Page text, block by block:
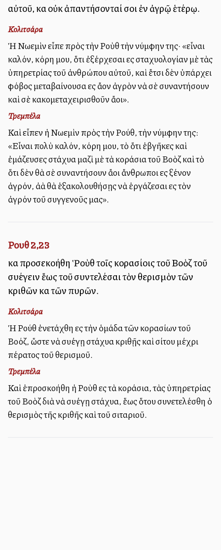
αὐτοῦ, καὶ οὐκ ἀπαντήσονταί σοι ἐν ἀγρῷ ἑτέρῳ.
Κολιτσάρα
Ἡ Νωεμὶν εἶπε πρὸς τὴν Ροὺθ τὴν νύμφην της· «εἶναι
καλόν, κόρη μου, ὅτι ἐξέρχεσαι εἰς σταχυολογίαν μὲ τὰς
ὑπηρετρίας τοῦ ἀνθρώπου αὐτοῦ, καὶ ἔτσι δὲν ὑπάρχει
φόβος μεταβαίνουσα εἰς ἄλλον ἀγρὸν νὰ σὲ συναντήσουν
καὶ σὲ κακομεταχειρισθοῦν ἄλλοι».
Τρεμπέλα
Καὶ εἶπεν ἡ Νωεμὶν πρὸς τὴν Ρούθ, τὴν νύμφην της:
«Εἶναι πολὺ καλόν, κόρη μου, τὸ ὅτι ἐβγῆκες καὶ
ἐμάζευσες στάχυα μαζὶ μὲ τὰ κοράσια τοῦ Βοὸζ καὶ τὸ
ὅτι δὲν θὰ σὲ συναντήσουν ἄλλοι ἄνθρωποι εἰς ξένον
ἀγρόν, ἀλλὰ θὰ ἑξακολουθήσῃς νὰ ἐργάζεσαι εἰς τὸν
ἀγρόν τοῦ συγγενοῦς μας».
Ρουθ 2,23
καὶ προσεκολλήθη Ῥοὺθ τοῖς κορασίοις τοῦ Βοὸζ τοῦ
συλλέγειν ἕως τοῦ συντελέσαι τὸν θερισμὸν τῶν
κριθῶν καὶ τῶν πυρῶν.
Κολιτσάρα
Ἡ Ρούθ ἐνετάχθη εἰς τὴν ὁμάδα τῶν κορασίων τοῦ
Βοόζ, ὥστε νὰ συλλέγῃ στάχυα κριθῇς καὶ σίτου μέχρι
πέρατος τοῦ θερισμοῦ.
Τρεμπέλα
Καὶ ἐπροσκολλήθη ἡ Ροὺθ εἰς τὰ κοράσια, τὰς ὑπηρετρίας
τοῦ Βοὸζ διὰ νὰ συλλέγῃ στάχυα, ἕως ὅτου συνετελέσθη ὁ
θερισμὸς τῆς κριθῆς καὶ τοῦ σιταριοῦ.